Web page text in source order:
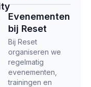
Evenementen
bij Reset
Bij Reset
organiseren we
regelmatig
evenementen,
trainingen en